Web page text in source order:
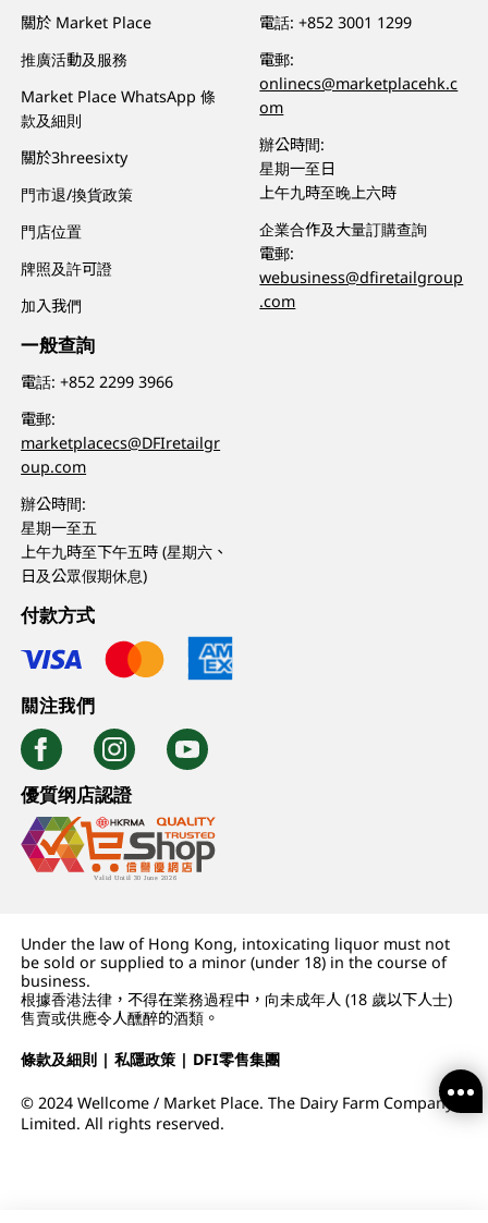
關於 Market Place
推廣活動及服務
Market Place WhatsApp 條
款及細則
關於3hreesixty
門市退/換貨政策
門店位置
牌照及許可證
加入我們
一般查詢
電話:+852 2299 3966
電郵:
marketplacecs@DFIretailgr
oup.com
辦公時間:
星期一至五
上午九時至下午五時 (星期六、
日及公眾假期休息)
電話:+852 3001 1299
電郵:
onlinecs@marketplacehk.c
om
辦公時間:
星期一至日
上午九時至晚上六時
企業合作及大量訂購查詢
電郵:
webusiness@dfiretailgroup
.com
付款方式
關注我們
優質纲店認證
Under the law of Hong Kong, intoxicating liquor must not
be sold or supplied to a minor (under 18) in the course of
business.
根據香港法律，不得在業務過程中，向未成年人 (18 歲以下人士)
售賣或供應令人醺醉的酒類。
條款及細則 |私隱政策 | DFI零售集團
© 2024 Wellcome / Market Place. The Dairy Farm Company
Limited. All rights reserved.